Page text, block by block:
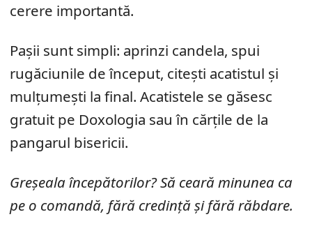
cerere importantă.
Pașii sunt simpli: aprinzi candela, spui
rugăciunile de început, citești acatistul și
mulțumești la final. Acatistele se găsesc
gratuit pe Doxologia sau în cărțile de la
pangarul bisericii.
Greșeala începătorilor? Să ceară minunea ca
pe o comandă, fără credință și fără răbdare.